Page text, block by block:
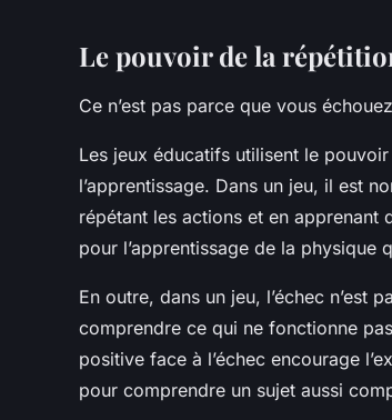
Le pouvoir de la
Ce n’est pas parce que vous
Les jeux éducatifs utilisent le
l’apprentissage. Dans un jeu, il est
répétant les actions et en apprenant
pour l’apprentissage de la physique
En outre, dans un jeu, l’échec n’est
comprendre ce qui ne fonctionne
positive face à l’échec encourage
pour comprendre un sujet aussi